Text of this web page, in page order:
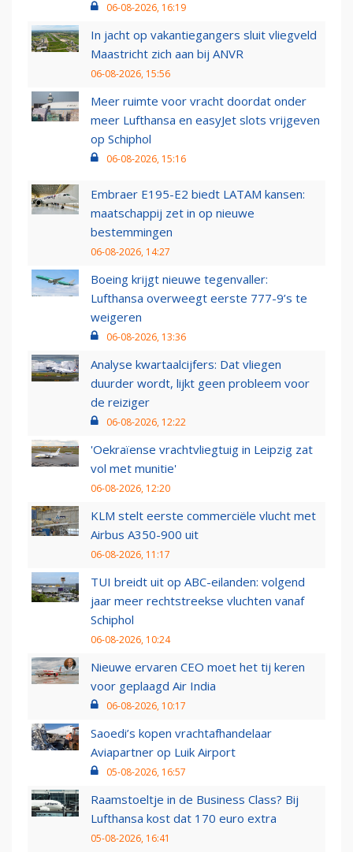
06-08-2026, 16:19
In jacht op vakantiegangers sluit vliegveld
Maastricht zich aan bij ANVR
06-08-2026, 15:56
Meer ruimte voor vracht doordat onder
meer Lufthansa en easyJet slots vrijgeven
op Schiphol
06-08-2026, 15:16
Embraer E195-E2 biedt LATAM kansen:
maatschappij zet in op nieuwe
bestemmingen
06-08-2026, 14:27
Boeing krijgt nieuwe tegenvaller:
Lufthansa overweegt eerste 777-9’s te
weigeren
06-08-2026, 13:36
Analyse kwartaalcijfers: Dat vliegen
duurder wordt, lijkt geen probleem voor
de reiziger
06-08-2026, 12:22
'Oekraïense vrachtvliegtuig in Leipzig zat
vol met munitie'
06-08-2026, 12:20
KLM stelt eerste commerciële vlucht met
Airbus A350-900 uit
06-08-2026, 11:17
TUI breidt uit op ABC-eilanden: volgend
jaar meer rechtstreekse vluchten vanaf
Schiphol
06-08-2026, 10:24
Nieuwe ervaren CEO moet het tij keren
voor geplaagd Air India
06-08-2026, 10:17
Saoedi’s kopen vrachtafhandelaar
Aviapartner op Luik Airport
05-08-2026, 16:57
Raamstoeltje in de Business Class? Bij
Lufthansa kost dat 170 euro extra
05-08-2026, 16:41